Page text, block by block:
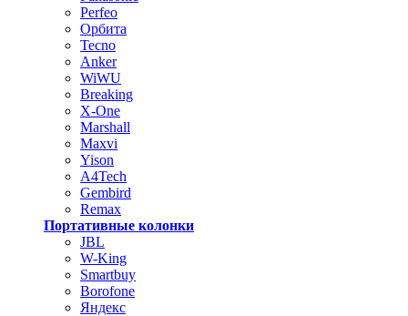
Perfeo
Орбита
Tecno
Anker
WiWU
Breaking
X-One
Marshall
Maxvi
Yison
A4Tech
Gembird
Remax
Портативные колонки
JBL
W-King
Smartbuy
Borofone
Яндекс